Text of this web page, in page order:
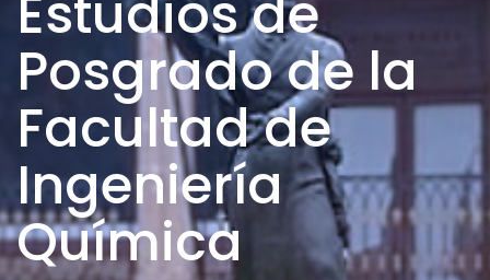
Estudios de
Posgrado de la
Facultad de
Ingeniería
Química